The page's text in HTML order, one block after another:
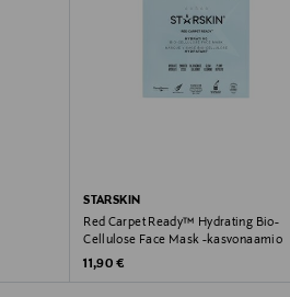
STARSKIN
Red Carpet Ready™ Hydrating Bio-
Cellulose Face Mask -kasvonaamio
Original Price
11,90 €